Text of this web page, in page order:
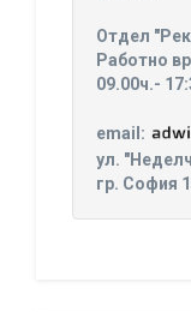
Отдел
Работно
09.00ч.-
email:
ул.
гр. София